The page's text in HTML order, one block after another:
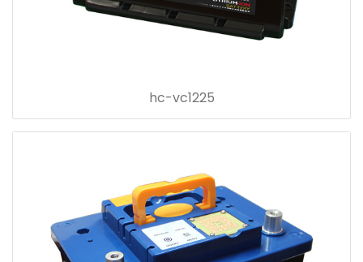
hc-vc1225